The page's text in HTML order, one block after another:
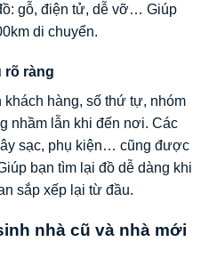
gỗ, điện tử, dễ vỡ… Giúp
di chuyển.
rõ ràng
hàng, số thứ tự, nhóm
nhầm lẫn khi đến nơi. Các
sạc, phụ kiện… cũng được
bạn tìm lại đồ dễ dàng khi
sắp xếp lại từ đầu.
nhà cũ và nhà mới